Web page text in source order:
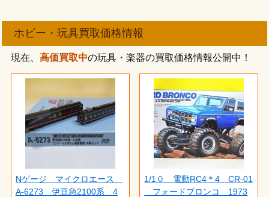
ホビー・玩具買取価格情報
現在、 高価買取中の玩具・楽器の買取価格情報公開中！
Nゲージ マイクロエース
A-6273 伊豆急2100系 4
1/1０ 電動RC4＊4 CR-01
フォードブロンコ 1973